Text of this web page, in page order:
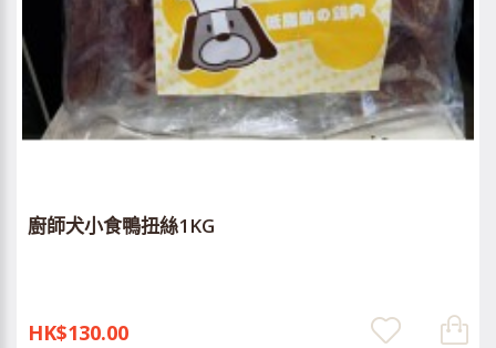
廚師犬小食鴨扭絲1KG
HK$130.00